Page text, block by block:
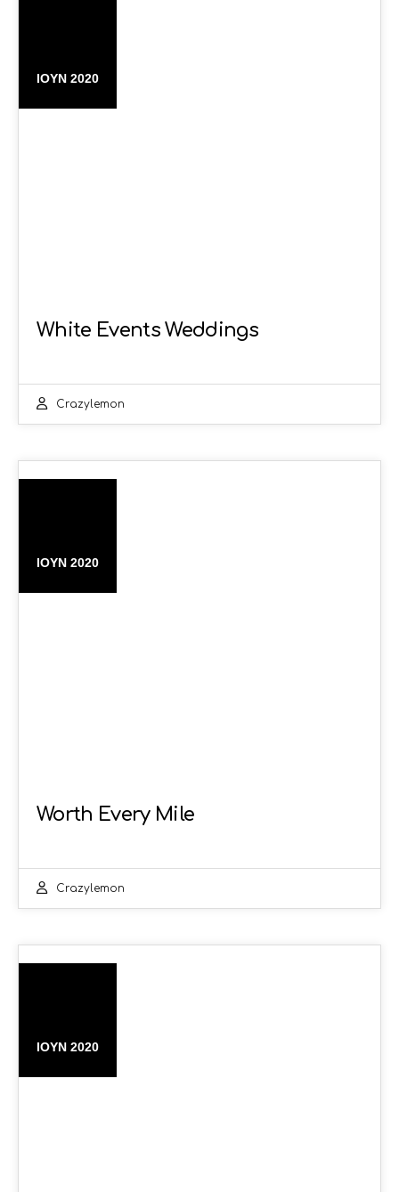
ΙΟΎΝ 2020
White Events Weddings
Crazylemon
ΙΟΎΝ 2020
Worth Every Mile
Crazylemon
ΙΟΎΝ 2020